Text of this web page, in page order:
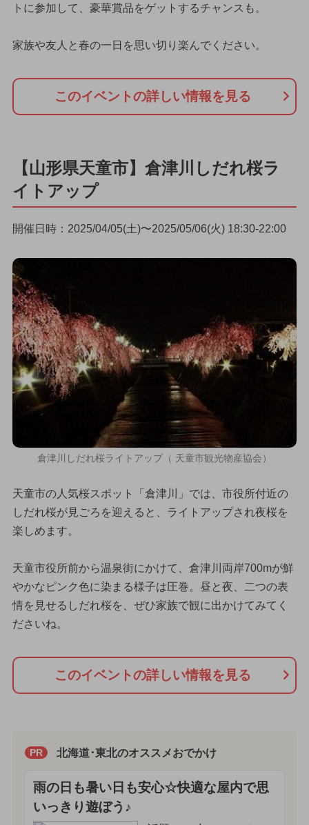
トに参加して、豪華賞品をゲットするチャンスも。
家族や友人と春の一日を思い切り楽んでください。
このイベントの詳しい情報を見る
【山形県天童市】倉津川しだれ桜ラ
イトアップ
開催日時：2025/04/05(土)〜2025/05/06(火) 18:30-22:00
倉津川しだれ桜ライトアップ（ 天童市観光物産協会）
天童市の人気桜スポット「倉津川」では、市役所付近の
しだれ桜が見ごろを迎えると、ライトアップされ夜桜を
楽しめます。
天童市役所前から温泉街にかけて、倉津川両岸700mが鮮
やかなピンク色に染まる様子は圧巻。昼と夜、二つの表
情を見せるしだれ桜を、ぜひ家族で観に出かけてみてく
ださいね。
このイベントの詳しい情報を見る
PR 北海道･東北のオススメおでかけ
雨の日も暑い日も安心☆快適な屋内で思
いっきり遊ぼう♪